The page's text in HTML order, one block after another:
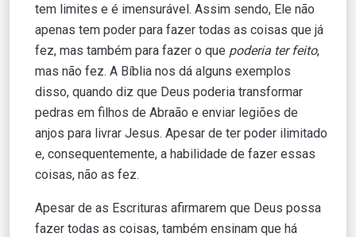
tem limites e é imensurável. Assim sendo, Ele não
apenas tem poder para fazer todas as coisas que já
fez, mas também para fazer o que poderia ter feito,
mas não fez. A Bíblia nos dá alguns exemplos
disso, quando diz que Deus poderia transformar
pedras em filhos de Abraão e enviar legiões de
anjos para livrar Jesus. Apesar de ter poder ilimitado
e, consequentemente, a habilidade de fazer essas
coisas, não as fez.
Apesar de as Escrituras afirmarem que Deus possa
fazer todas as coisas, também ensinam que há